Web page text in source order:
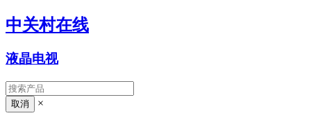
中关村在线
液晶电视
×